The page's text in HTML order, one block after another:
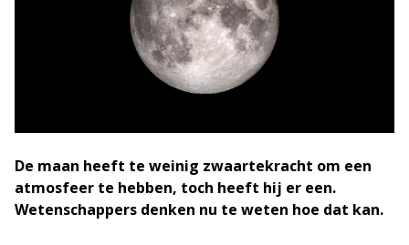
De maan heeft te weinig zwaartekracht om een
atmosfeer te hebben, toch heeft hij er een.
Wetenschappers denken nu te weten hoe dat kan.